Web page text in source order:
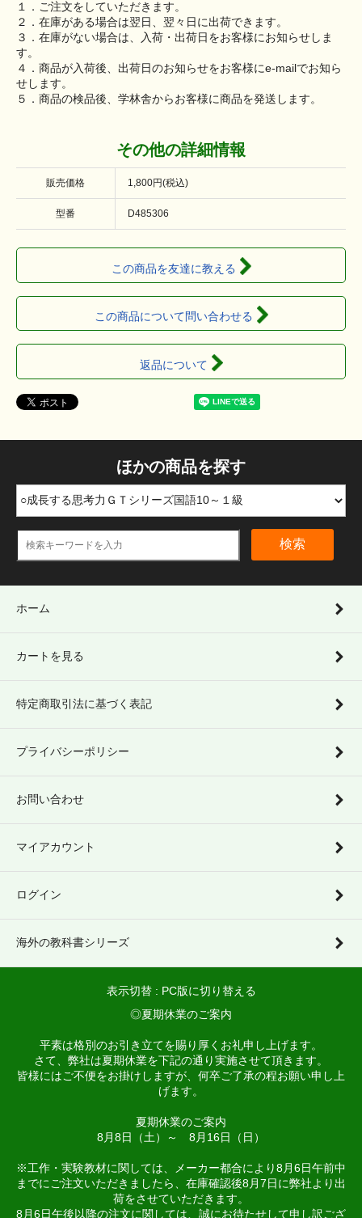
１．ご注文をしていただきます。
２．在庫がある場合は翌日、翌々日に出荷できます。
３．在庫がない場合は、入荷・出荷日をお客様にお知らせしま
す。
４．商品が入荷後、出荷日のお知らせをお客様にe-mailでお知ら
せします。
５．商品の検品後、学林舎からお客様に商品を発送します。
その他の詳細情報
販売価格 1,800円(税込)
型番 D485306
この商品を友達に教える
この商品について問い合わせる
返品について
ほかの商品を探す
検索
ホーム
カートを見る
特定商取引法に基づく表記
プライバシーポリシー
お問い合わせ
マイアカウント
ログイン
海外の教科書シリーズ
表示切替 : PC版に切り替える
◎夏期休業のご案内
平素は格別のお引き立てを賜り厚くお礼申し上げます。
さて、弊社は夏期休業を下記の通り実施させて頂きます。
皆様にはご不便をお掛けしますが、何卒ご了承の程お願い申し上
げます。
夏期休業のご案内
8月8日（土）～ 8月16日（日）
※工作・実験教材に関しては、メーカー都合により8月6日午前中
までにご注文いただきましたら、在庫確認後8月7日に弊社より出
荷をさせていただきます。
8月6日午後以降の注文に関しては、誠にお待たせして申し訳ござ